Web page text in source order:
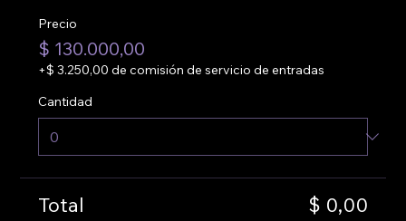
Precio
$ 130.000,00
+$ 3.250,00 de comisión de servicio de entradas
Cantidad
Total $ 0,00